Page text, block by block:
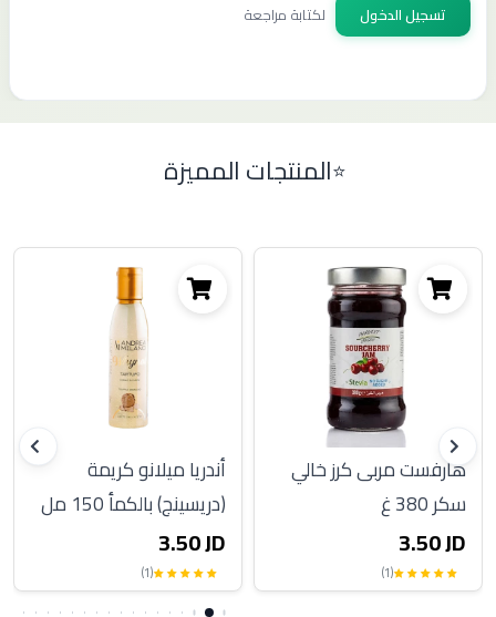
تسجيل الدخول لكتابة مراجعة
المنتجات المميزة
هارفست مربى كرز خالي
سكر 380 غ
3.50 JD
(1)
أندريا ميلانو كريمة
(دريسينج) بالكمأ 150 مل
3.50 JD
(1)